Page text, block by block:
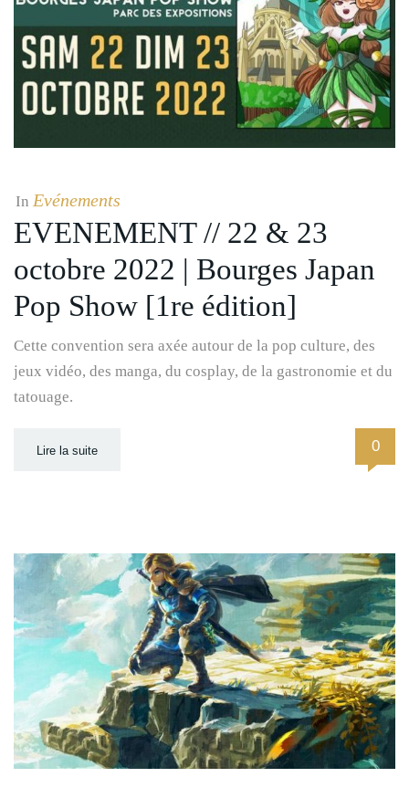
In Evénements
EVENEMENT // 22 & 23
octobre 2022 | Bourges Japan
Pop Show [1re édition]
Cette convention sera axée autour de la pop culture, des
jeux vidéo, des manga, du cosplay, de la gastronomie et du
tatouage.
Lire la suite 0